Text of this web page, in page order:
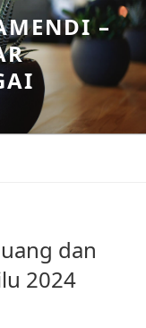
–
dan
2024